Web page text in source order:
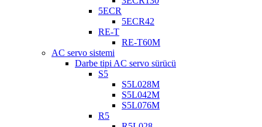
5ECR
5ECR42
RE-T
RE-T60M
AC servo sistemi
Darbe tipi AC servo sürücü
S5
S5L028M
S5L042M
S5L076M
R5